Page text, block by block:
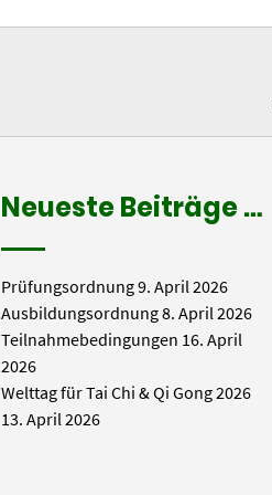
Neueste Beiträge …
Prüfungsordnung9. April 2026
Ausbildungsordnung8. April 2026
Teilnahmebedingungen 16. April
2026
Welttag für Tai Chi & Qi Gong 2026
13. April 2026